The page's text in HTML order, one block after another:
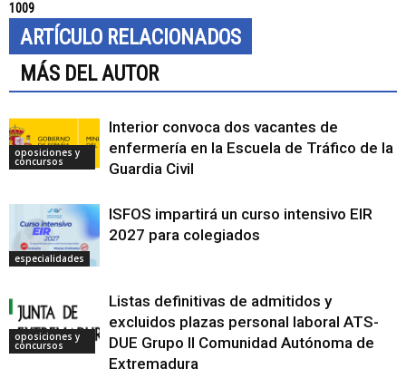
1009
ARTÍCULO RELACIONADOS
MÁS DEL AUTOR
oposiciones y
concursos
Interior convoca dos vacantes de
enfermería en la Escuela de Tráfico de la
Guardia Civil
especialidades
ISFOS impartirá un curso intensivo EIR
2027 para colegiados
oposiciones y
concursos
Listas definitivas de admitidos y
excluidos plazas personal laboral ATS-
DUE Grupo II Comunidad Autónoma de
Extremadura